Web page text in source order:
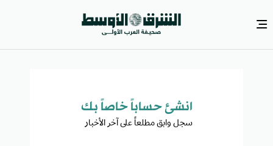
انشئ حساباً خاصاً بك​
سجل وابق مطلعاً على آخر الأخبار ​